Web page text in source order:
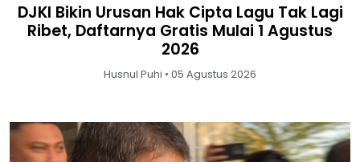
DJKI Bikin Urusan Hak Cipta Lagu Tak Lagi
Ribet, Daftarnya Gratis Mulai 1 Agustus
2026
Husnul Puhi • 05 Agustus 2026